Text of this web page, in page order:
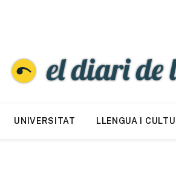
UNIVERSITAT LLENGUA I